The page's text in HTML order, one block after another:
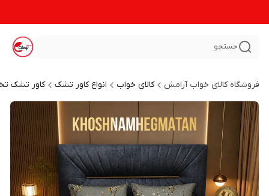
جستجو
فروشگاه کالای خواب آرامش کالای خواب انواع کاور تشک کاور تشک